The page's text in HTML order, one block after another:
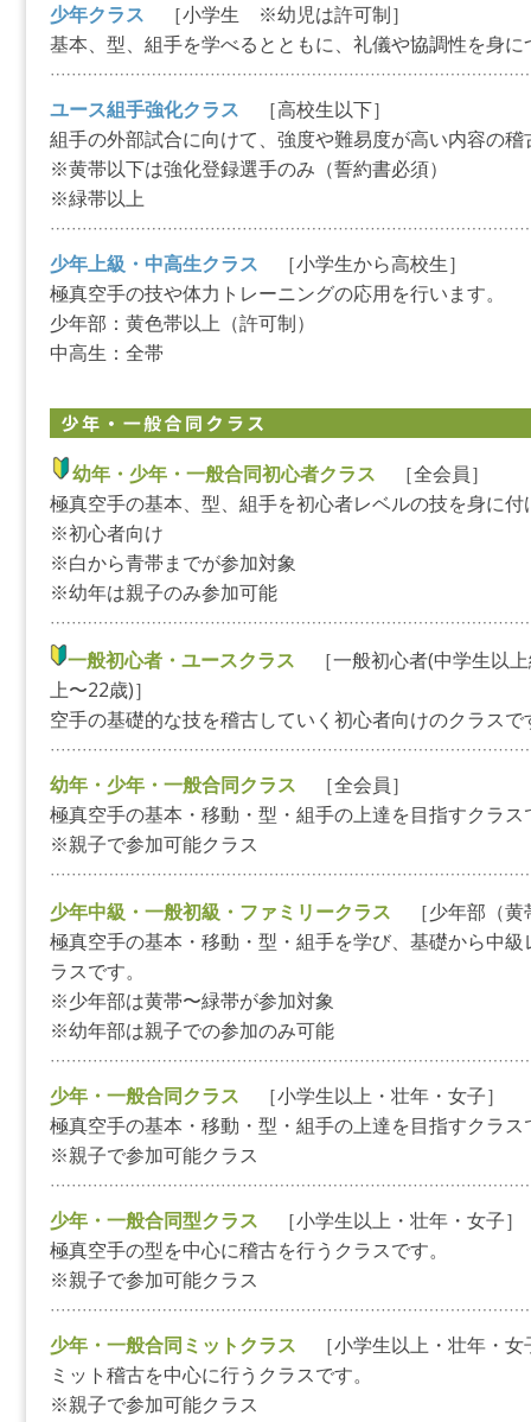
少年クラス
［小学生 ※幼児は許可制］
基本、型、組手を学べるとともに、礼儀や協調性を身
ユース組手強化クラス
［高校生以下］
組手の外部試合に向けて、強度や難易度が高い内容の
※黄帯以下は強化登録選手のみ（誓約書必須）
※緑帯以上
少年上級・中高生クラス
［小学生から高校生］
極真空手の技や体力トレーニングの応用を行います。
少年部：黄色帯以上（許可制）
中高生：全帯
幼年・少年・一般合同初心者クラス
［全会員］
極真空手の基本、型、組手を初心者レベルの技を身に
※初心者向け
※白から青帯までが参加対象
※幼年は親子のみ参加可能
一般初心者・ユースクラス
［一般初心者(中学生以
上〜22歳)］
空手の基礎的な技を稽古していく初心者向けのクラスで
幼年・少年・一般合同クラス
［全会員］
極真空手の基本・移動・型・組手の上達を目指すクラス
※親子で参加可能クラス
少年中級・一般初級・ファミリークラス
［少年部（
極真空手の基本・移動・型・組手を学び、基礎から中
ラスです。
※少年部は黄帯〜緑帯が参加対象
※幼年部は親子での参加のみ可能
少年・一般合同クラス
［小学生以上・壮年・女子］
極真空手の基本・移動・型・組手の上達を目指すクラス
※親子で参加可能クラス
少年・一般合同型クラス
［小学生以上・壮年・女子］
極真空手の型を中心に稽古を行うクラスです。
※親子で参加可能クラス
少年・一般合同ミットクラス
［小学生以上・壮年・女
ミット稽古を中心に行うクラスです。
※親子で参加可能クラス